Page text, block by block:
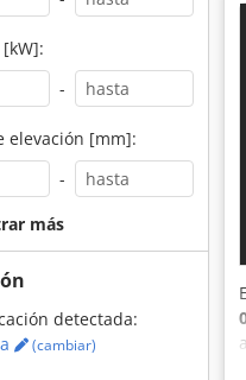
-
elevación [mm]:
-
más
detectada:
(cambiar)